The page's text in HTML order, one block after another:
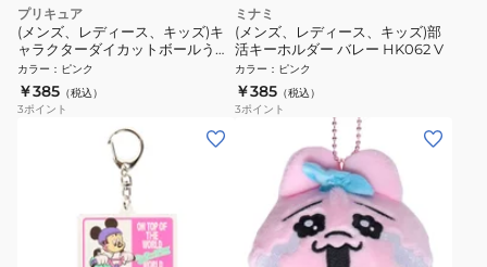
プリキュア
(メンズ、レディース、キッズ)キ
ャラクターダイカットボールうち
わ わんだふるぷりきゅあ! NT
1050
カラー ： ピンク
￥385 （税込）
3ポイント
ミナミ
(メンズ、レディース、キッズ)部
活キーホルダー バレー HK062 V
カラー ： ピンク
￥385 （税込）
3ポイント